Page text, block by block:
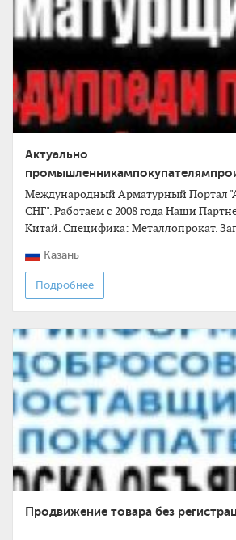
Актуально
Международный Арматурный Портал
СНГ". Работаем с 2008 года Наши
Китай. Специфика: Металлопрокат.
89673704604
Казань
Подробнее
Продвижение товара без